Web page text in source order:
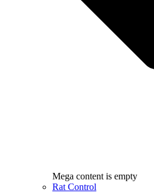
Mega content is empty
Rat Control